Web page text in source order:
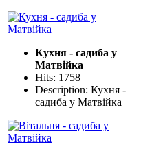
Кухня - садиба у
Матвійка
Hits: 1758
Description: Кухня -
садиба у Матвійка